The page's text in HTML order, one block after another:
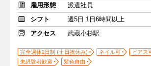
雇用形態
派遣社員
シフト
週5日 1日6時間以上
アクセス
武蔵小杉駅
完全週休2日制 (土日祝休み) ネイル可
ピアス
未経験者歓迎
髪色自由